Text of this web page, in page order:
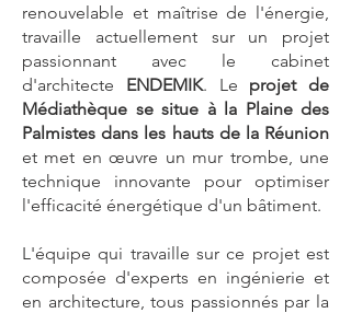
renouvelable et maîtrise de l'énergie,
travaille actuellement sur un projet
passionnant avec le cabinet
d'architecte ENDEMIK. Le projet de
Médiathèque se situe à la Plaine des
Palmistes dans les hauts de la Réunion
et met en œuvre un mur trombe, une
technique innovante pour optimiser
l'efficacité énergétique d'un bâtiment.
L'équipe qui travaille sur ce projet est
composée d'experts en ingénierie et
en architecture, tous passionnés par la